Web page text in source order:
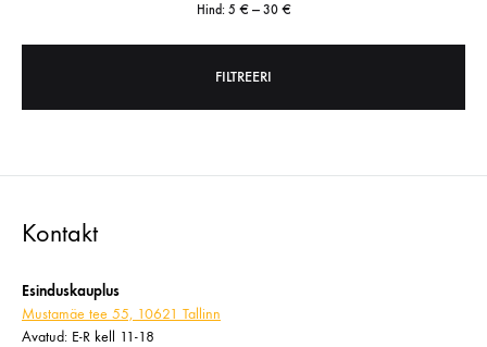
FILTREERI
Hind: 5 €— 30 €
Kontakt
Esinduskauplus
Mustamäe tee 55, 10621 Tallinn
Avatud: E-R kell 11-18